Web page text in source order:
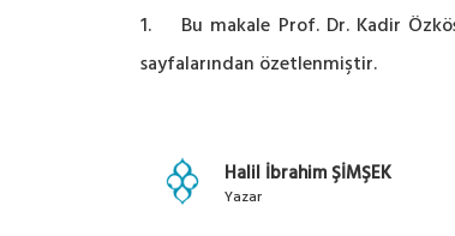
1. Bu makale Prof. Dr. Kadir
sayfalarından özetlenmiştir.
Halil İbrahim ŞİMŞEK
Yazar